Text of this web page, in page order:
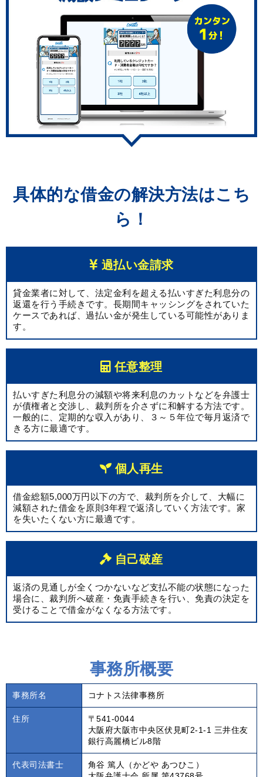
具体的な借金の解決方法はこち
ら！
過払い金請求
貸金業者に対して、法定金利を超える払いすぎた利息分の
返還を行う手続きです。長期間キャッシングをされていた
ケースであれば、過払い金が発生している可能性がありま
す。
任意整理
払いすぎた利息分の減額や将来利息のカットなどを弁護士
が債権者と交渉し、裁判所を介さずに和解する方法です。
一般的に、定期的な収入があり、３～５年位で毎月返済で
きる方に最適です。
個人再生
借金総額5,000万円以下の方で、裁判所を介して、大幅に
減額された借金を原則3年程で返済していく方法です。家
を失いたくない方に最適です。
自己破産
返済の見通しが全くつかないなど支払不能の状態になった
場合に、裁判所へ破産・免責手続きを行い、免責の決定を
受けることで借金がなくなる方法です。
事務所概要
事務所名 コナトス法律事務所
住所
〒541-0044
大阪府大阪市中央区伏見町2-1-1 三井住友
銀行高麗橋ビル8階
代表司法書士
角谷 篤人（かどや あつひこ）